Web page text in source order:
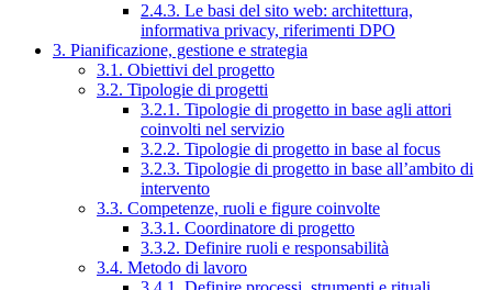
2.4.3. Le basi del sito web: architettura,
informativa privacy, riferimenti DPO
3. Pianificazione, gestione e strategia
3.1. Obiettivi del progetto
3.2. Tipologie di progetti
3.2.1. Tipologie di progetto in base agli attori
coinvolti nel servizio
3.2.2. Tipologie di progetto in base al focus
3.2.3. Tipologie di progetto in base all’ambito di
intervento
3.3. Competenze, ruoli e figure coinvolte
3.3.1. Coordinatore di progetto
3.3.2. Definire ruoli e responsabilità
3.4. Metodo di lavoro